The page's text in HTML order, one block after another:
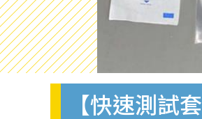
【快速測試